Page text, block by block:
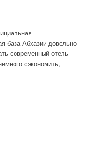
база Абхазии довольно
современный отель
сэкономить,